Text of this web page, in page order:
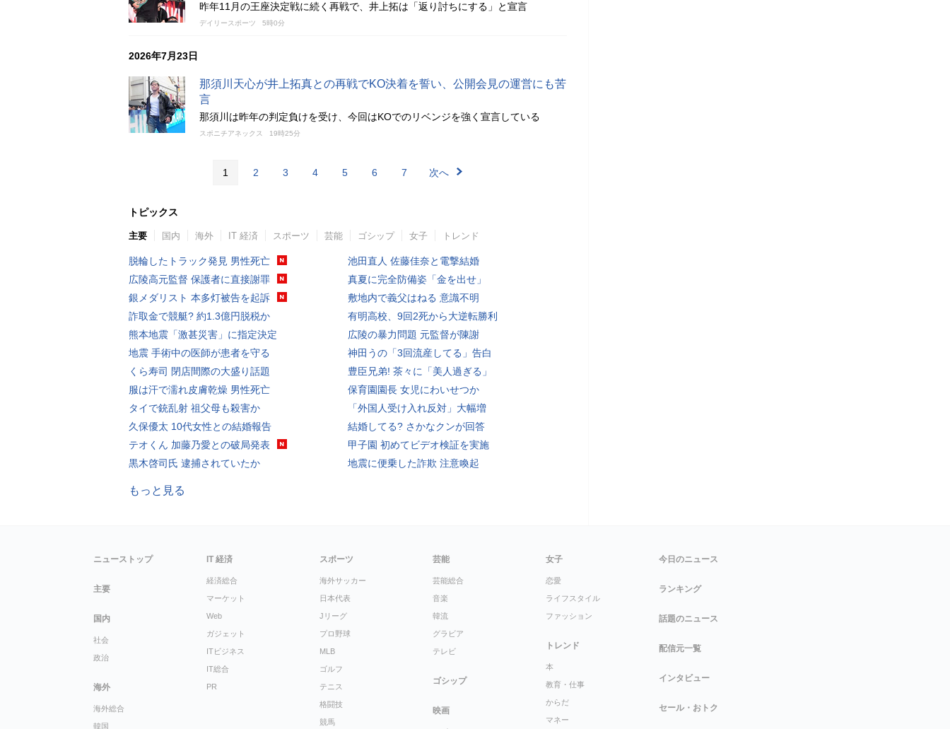
昨年11月の王座決定戦に続く再戦で、井上拓は「返り討ちにする」と宣言
デイリースポーツ 5時0分
2026年7月23日
那須川天心が井上拓真との再戦でKO決着を誓い、公開会見の運営にも苦
言
那須川は昨年の判定負けを受け、今回はKOでのリベンジを強く宣言している
スポニチアネックス 19時25分
1 2 3 4 5 6 7 次へ
トピックス
主要 国内 海外 IT 経済 スポーツ 芸能 ゴシップ 女子 トレンド
脱輪したトラック発見 男性死亡
広陵高元監督 保護者に直接謝罪
銀メダリスト 本多灯被告を起訴
詐取金で競艇? 約1.3億円脱税か
熊本地震「激甚災害」に指定決定
地震 手術中の医師が患者を守る
くら寿司 閉店間際の大盛り話題
服は汗で濡れ皮膚乾燥 男性死亡
タイで銃乱射 祖父母も殺害か
久保優太 10代女性との結婚報告
テオくん 加藤乃愛との破局発表
黒木啓司氏 逮捕されていたか
池田直人 佐藤佳奈と電撃結婚
真夏に完全防備姿「金を出せ」
敷地内で義父はねる 意識不明
有明高校、9回2死から大逆転勝利
広陵の暴力問題 元監督が陳謝
神田うの「3回流産してる」告白
豊臣兄弟! 茶々に「美人過ぎる」
保育園園長 女児にわいせつか
「外国人受け入れ反対」大幅増
結婚してる? さかなクンが回答
甲子園 初めてビデオ検証を実施
地震に便乗した詐欺 注意喚起
もっと見る
ニューストップ
主要
国内
社会
政治
海外
海外総合
韓国
IT 経済
経済総合
マーケット
Web
ガジェット
ITビジネス
IT総合
PR
スポーツ
海外サッカー
日本代表
Jリーグ
プロ野球
MLB
ゴルフ
テニス
格闘技
競馬
芸能
芸能総合
音楽
韓流
グラビア
テレビ
ゴシップ
映画
女子
恋愛
ライフスタイル
ファッション
トレンド
本
教育・仕事
からだ
マネー
今日のニュース
ランキング
話題のニュース
配信元一覧
インタビュー
セール・おトク